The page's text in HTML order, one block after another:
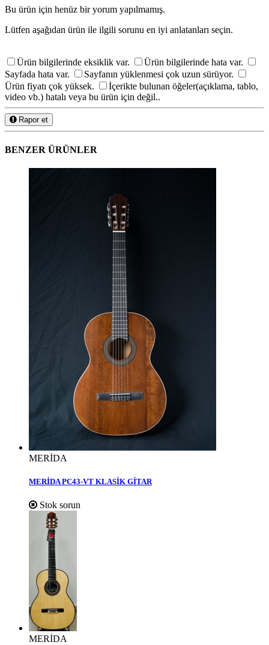
Bu ürün için henüz bir yorum yapılmamış.
Lütfen aşağıdan ürün ile ilgili sorunu en iyi anlatanları seçin.
Ürün bilgilerinde eksiklik var.
Ürün bilgilerinde hata var.
Sayfada hata var.
Sayfanın yüklenmesi çok uzun sürüyor.
Ürün fiyatı çok yüksek.
İçerikte bulunan öğeler(açıklama, tablo,
video vb.) hatalı veya bu ürün için değil..
Rapor et
BENZER ÜRÜNLER
MERİDA
MERİDA PC43-VT KLASİK GİTAR
Stok sorun
MERİDA